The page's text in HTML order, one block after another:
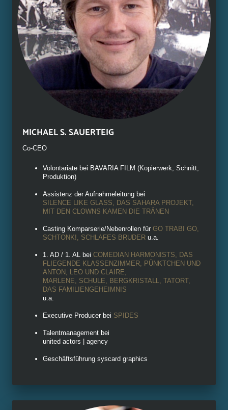
MICHAEL S. SAUERTEIG
Co-CEO
Volontariate bei BAVARIA FILM (Kopierwerk, Schnitt,
Produktion)
Assistenz der Aufnahmeleitung bei
SILENCE LIKE GLASS, DAS SAHARA PROJEKT,
MIT DEN CLOWNS KAMEN DIE TRÄNEN
Casting Komparserie/Nebenrollen für GO TRABI GO,
SCHTONK!, SCHLAFES BRUDER u.a.
1. AD / 1. AL bei COMEDIAN HARMONISTS, DAS
FLIEGENDE KLASSENZIMMER, PÜNKTCHEN UND
ANTON, LEO UND CLAIRE,
MARLENE, SCHULE, BERGKRISTALL, TATORT,
DAS FAMILIENGEHEIMNIS
u.a.
Executive Producer bei SPIDES
Talentmanagement bei
united actors | agency
Geschäftsführung syscard graphics